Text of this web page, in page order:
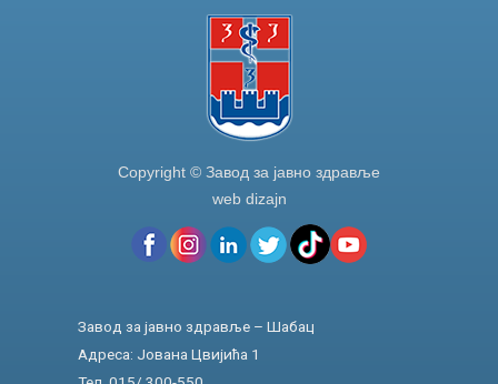
Copyright © Завод за јавно здравље
web dizajn
Завод за јавно здравље – Шабац
Адреса: Јована Цвијића 1